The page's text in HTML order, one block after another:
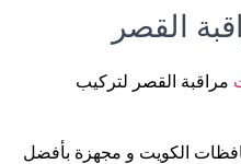
القصر
مراقبة القصر لتركيب
الكويت و مجهزة بأفضل